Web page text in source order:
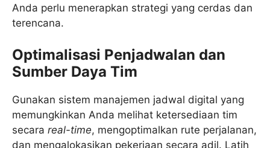
Anda perlu menerapkan strategi yang cerdas dan
terencana.
Optimalisasi Penjadwalan dan
Sumber Daya Tim
Gunakan sistem manajemen jadwal digital yang
memungkinkan Anda melihat ketersediaan tim
secara real-time, mengoptimalkan rute perjalanan,
dan mengalokasikan pekerjaan secara adil. Latih